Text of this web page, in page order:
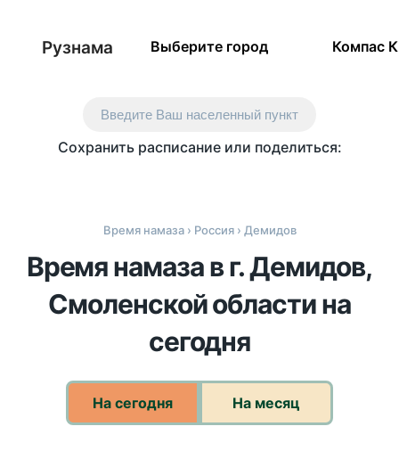
Рузнама Выберите город Компас
Введите Ваш населенный пункт
Сохранить расписание или поделиться:
Время намаза› Россия› Демидов
Время намаза в г. Демидов,
Смоленской области на
сегодня
На сегодня На месяц